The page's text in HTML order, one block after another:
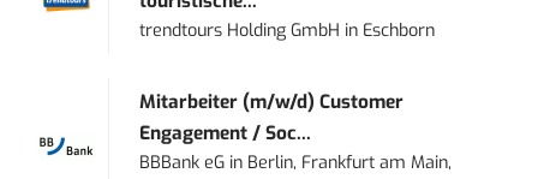
trendtours Holding GmbH in Eschborn
Mitarbeiter (m/w/d) Customer
Engagement / Soc...
BBBank eG in Berlin, Frankfurt am Main,